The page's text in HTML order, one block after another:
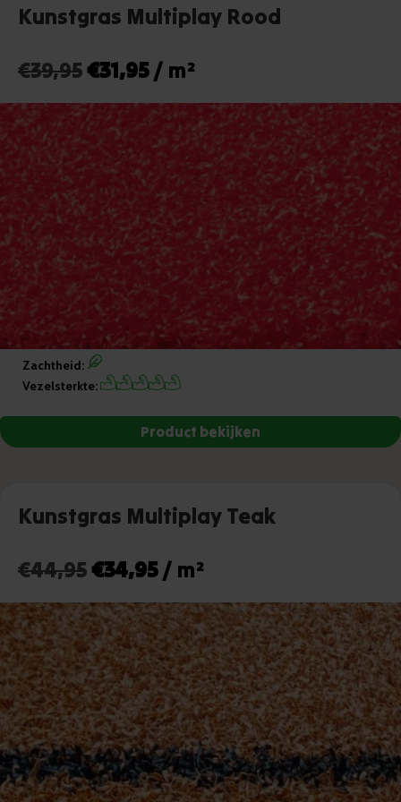
Kunstgras Multiplay Rood
€39,95Oorspronkelijke
prijs
was:
€39,95.
€31,95Huidige
prijs
is:
€31,95.
/ m²
Zachtheid:
Vezelsterkte:
Kunstgras Multiplay Teak
€44,95Oorspronkelijke
prijs
was:
€44,95.
€34,95Huidige
prijs
is:
€34,95.
/ m²